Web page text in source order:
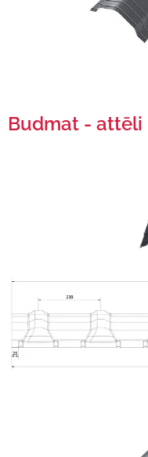
Budmat - attēli